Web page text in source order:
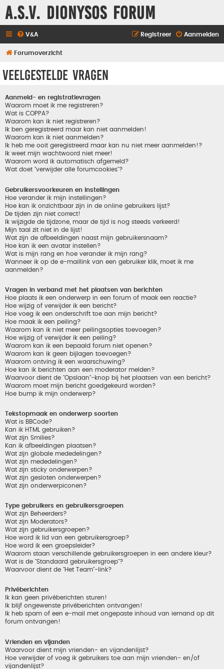
A.S.V. Dionysos Forum
V&A Aanmelden
Registreer
Forumoverzicht
Veelgestelde vragen
Aanmeld- en registratievragen
Waarom moet ik me registreren?
Wat is COPPA?
Waarom kan ik niet registreren?
Ik ben geregistreerd maar kan niet aanmelden!
Waarom kan ik niet aanmelden?
Ik heb me ooit geregistreerd maar kan nu niet meer aanmelden!?
Ik weet mijn wachtwoord niet meer!
Waarom word ik automatisch afgemeld?
Wat doet "verwijder alle forumcookies"?
Gebruikersvoorkeuren en instellingen
Hoe verander ik mijn instellingen?
Hoe kan ik onzichtbaar zijn in de online gebruikers lijst?
De tijden zijn niet correct!
Ik wijzigde de tijdzone, maar de tijd is nog steeds verkeerd!
Mijn taal zit niet in de lijst!
Wat zijn de afbeeldingen naast mijn gebruikersnaam?
Hoe kan ik een avatar instellen?
Wat is mijn rang en hoe verander ik mijn rang?
Wanneer ik op de e-maillink van een gebruiker klik, moet ik me
aanmelden?
Vragen in verband met het plaatsen van berichten
Hoe plaats ik een onderwerp in een forum of maak een reactie?
Hoe wijzig of verwijder ik een bericht?
Hoe voeg ik een onderschrift toe aan mijn bericht?
Hoe maak ik een peiling?
Waarom kan ik niet meer peilingsopties toevoegen?
Hoe wijzig of verwijder ik een peiling?
Waarom kan ik een bepaald forum niet openen?
Waarom kan ik geen bijlagen toevoegen?
Waarom ontving ik een waarschuwing?
Hoe kan ik berichten aan een moderator melden?
Waarvoor dient de "Opslaan"-knop bij het plaatsen van een bericht?
Waarom moet mijn bericht goedgekeurd worden?
Hoe bump ik mijn onderwerp?
Tekstopmaak en onderwerp soorten
Wat is BBCode?
Kan ik HTML gebruiken?
Wat zijn Smilies?
Kan ik afbeeldingen plaatsen?
Wat zijn globale mededelingen?
Wat zijn mededelingen?
Wat zijn sticky onderwerpen?
Wat zijn gesloten onderwerpen?
Wat zijn onderwerpiconen?
Type gebruikers en gebruikersgroepen
Wat zijn Beheerders?
Wat zijn Moderators?
Wat zijn gebruikersgroepen?
Hoe word ik lid van een gebruikersgroep?
Hoe word ik een groepsleider?
Waarom staan verschillende gebruikersgroepen in een andere kleur?
Wat is de "Standaard gebruikersgroep"?
Waarvoor dient de "Het Team"-link?
Privéberichten
Ik kan geen privéberichten sturen!
Ik blijf ongewenste privéberichten ontvangen!
Ik heb spam of een e-mail met ongepaste inhoud van iemand op dit
forum ontvangen!
Vrienden en vijanden
Waarvoor dient mijn vrienden- en vijandenlijst?
Hoe verwijder of voeg ik gebruikers toe aan mijn vrienden- en/of
vijandenlijst?